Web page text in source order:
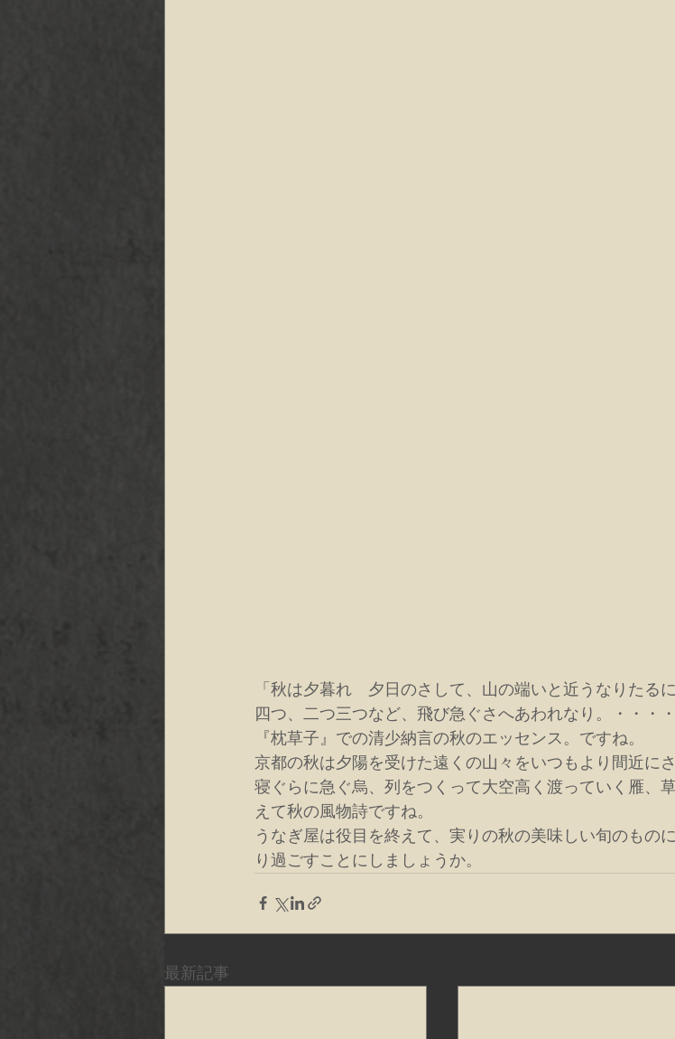
「秋は夕暮れ　夕日のさして、山の端いと近うなりたる
四つ、二つ三つなど、飛び急ぐさへあわれなり。・・・・
『枕草子』での清少納言の秋のエッセンス。ですね。
京都の秋は夕陽を受けた遠くの山々をいつもより間近にさ
寝ぐらに急ぐ烏、列をつくって大空高く渡っていく雁、
えて秋の風物詩ですね。
うなぎ屋は役目を終えて、実りの秋の美味しい旬のもの
り過ごすことにしましょうか。
最新記事